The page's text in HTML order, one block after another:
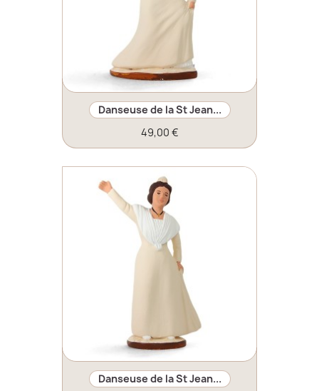
Danseuse de la St Jean...
49,00 €
Danseuse de la St Jean...